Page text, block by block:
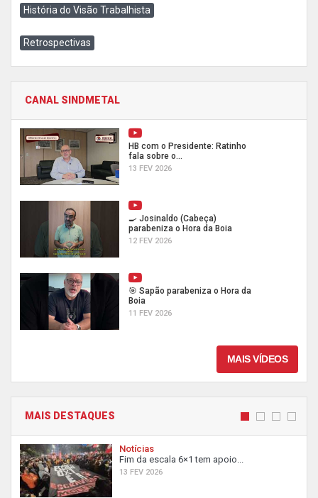
História do Visão Trabalhista
Retrospectivas
CANAL SINDMETAL
HB com o Presidente: Ratinho
fala sobre o...
13 FEV 2026
🍳 Josinaldo (Cabeça)
parabeniza o Hora da Boia
12 FEV 2026
🎯 Sapão parabeniza o Hora da
Boia
11 FEV 2026
MAIS VÍDEOS
MAIS DESTAQUES
Notícias
Fim da escala 6×1 tem apoio...
13 FEV 2026